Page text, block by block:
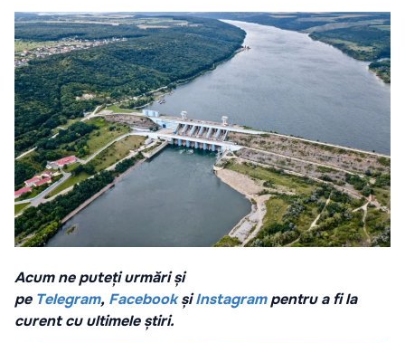
Acum ne puteți urmări și
pe Telegram, Facebook șiInstagrampentru a fi la
curent cu ultimele știri.